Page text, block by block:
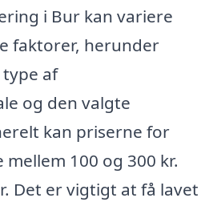
i Bur kan variere
faktorer, herunder
af
og den valgte
kan priserne for
100 og 300 kr.
Det er vigtigt at få lavet